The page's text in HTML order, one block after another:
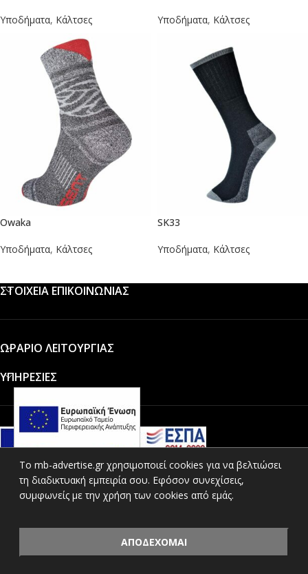
Υποδήματα, Κάλτσες Υποδήματα, Κάλτσες
Owaka
Υποδήματα, Κάλτσες
SK33
Υποδήματα, Κάλτσες
ΣΤΟΙΧΕΙΑ ΕΠΙΚΟΙΝΩΝΙΑΣ
ΩΡΑΡΙΟ ΛΕΙΤΟΥΡΓΙΑΣ
ΥΠΗΡΕΣΙΕΣ
ΚΑΤΗΓΟΡΙΕΣ ΠΡΟΪΟΝΤΩΝ
© 2021 ΜΒ Διαφημιστική all rights reserved. Created byVrisko
To mb-advertise.gr χρησιμοποιεί cookies για να βελτιώσει
τη διαδικτυακή εμπειρία σου. Εφόσον συνεχίσεις,
συμφωνείς με την χρήση των cookies από εμάς.
ΑΠΟΔΕΧΟΜΑΙ